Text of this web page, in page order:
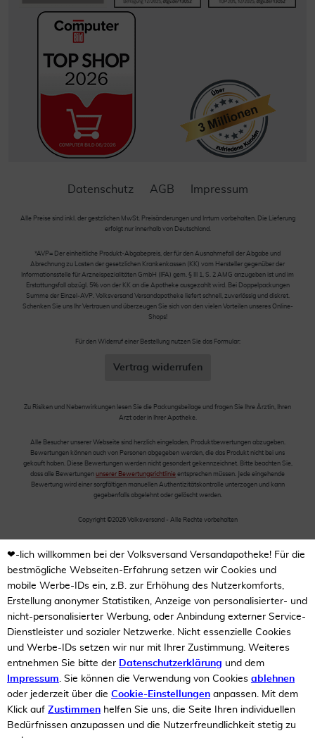
Datenschutz AGB Impressum
Alle Preise sind inkl. der gestzlichen MwSt. Preisänderungen und Irrtum vorbehalten. Die Lieferung
erfolgt nur innerhalb von Deutschland.
*AVP= Der einheitliche Produkt-Abgabepreis, der für den Ausnahmefall der Abgabe und
Abrechnung zu Lasten der gesetzlichen Krankenkassen (KK) vom Hersteller gegenüber der
Informationsstelle für Arzneispezialitäten GmbH (IFA) gem. § III 1, S. 2 AMG anzugeben ist und im
Erstattungsfall abzügl. 5% von der KK an die Apotheke ausgezahlt wird. Bei Doppelpackungen
Summe der Einzel-AVP. Volksversand Versandapotheke liefert schnell, zuverlässig und diskret.
Schenken Sie uns Ihr Vertrauen und überzeugen Sie sich von den vielen Vorteilen unseres Online-
Shops!
Für den Widerruf einer Bestellung nutzen Sie das Formular:
Vertrag widerrufen
Zu Risiken und Nebenwirkungen lesen Sie die Packungsbeilage und fragen Sie Ihre Ärztin, Ihren
Arzt oder in Ihrer Apotheke.
Alle Besucher unserer Webseite sind herzlich eingeladen, Produktbewertungen abzugeben.
Bewertungen können auch von Personen abgegeben werden, die das Produkt nicht bei uns
gekauft haben. Diese Bewertungen werden nicht gesondert gekennzeichnet. Bitte beachten Sie,
dass alle Bewertungen unserer Bewertungsrichtlinie entsprechen müssen. Jede eingehende
Bewertung wird einer sorgfältigen manuellen Authentizitätskontrolle unterzogen und kann
gegebenfalls abgelehnt oder gelöscht werden.
Copyright ©2026 Volksversand - Alle Rechte vorbehalten
❤-lich willkommen bei der Volksversand Versandapotheke! Für die
bestmögliche Webseiten-Erfahrung setzen wir Cookies und
mobile Werbe-IDs ein, z.B. zur Erhöhung des Nutzerkomforts,
Erstellung anonymer Statistiken, Anzeige von personalisierter- und
nicht-personalisierter Werbung, oder Anbindung externer Service-
Dienstleister und sozialer Netzwerke. Nicht essenzielle Cookies
und Werbe-IDs setzen wir nur mit Ihrer Zustimmung. Weiteres
entnehmen Sie bitte der Datenschutzerklärung und dem
Impressum. Sie können die Verwendung von Cookies ablehnen
oder jederzeit über die Cookie-Einstellungen anpassen. Mit dem
Klick auf Zustimmen helfen Sie uns, die Seite Ihren individuellen
Bedürfnissen anzupassen und die Nutzerfreundlichkeit stetig zu